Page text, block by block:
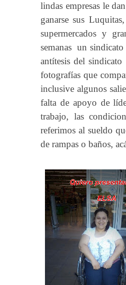
lindas empresas le
ganarse sus
supermercados y
semanas un sindicato
antítesis del
fotografías que
inclusive algunos
falta de apoyo de
trabajo, las
referimos al sueldo
de rampas o baños,